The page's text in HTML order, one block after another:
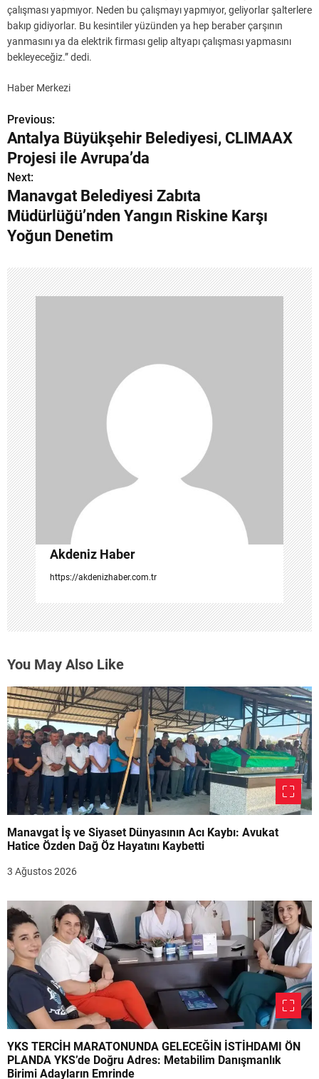
çalışması yapmıyor. Neden bu çalışmayı yapmıyor, geliyorlar şalterlere
bakıp gidiyorlar. Bu kesintiler yüzünden ya hep beraber çarşının
yanmasını ya da elektrik firması gelip altyapı çalışması yapmasını
bekleyeceğiz.” dedi.
Haber Merkezi
Y
a
z
ı
g
z
i
n
m
e
s
i
Previous:
Antalya Büyükşehir Belediyesi, CLIMAAX
Projesi ile Avrupa’da
Next:
Manavgat Belediyesi Zabıta
Müdürlüğü’nden Yangın Riskine Karşı
Yoğun Denetim
Akdeniz Haber
https://akdenizhaber.com.tr
You May Also Like
Manavgat İş ve Siyaset Dünyasının Acı Kaybı: Avukat
Hatice Özden Dağ Öz Hayatını Kaybetti
3 Ağustos 2026
YKS TERCİH MARATONUNDA GELECEĞİN İSTİHDAMI ÖN
PLANDA YKS’de Doğru Adres: Metabilim Danışmanlık
Birimi Adayların Emrinde